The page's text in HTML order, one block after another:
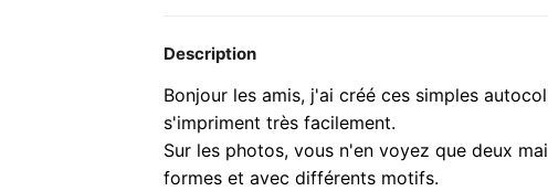
Description
Bonjour les amis, j'ai créé ces simples
s'impriment très facilement.
Sur les photos, vous n'en voyez que deux
formes et avec différents motifs.